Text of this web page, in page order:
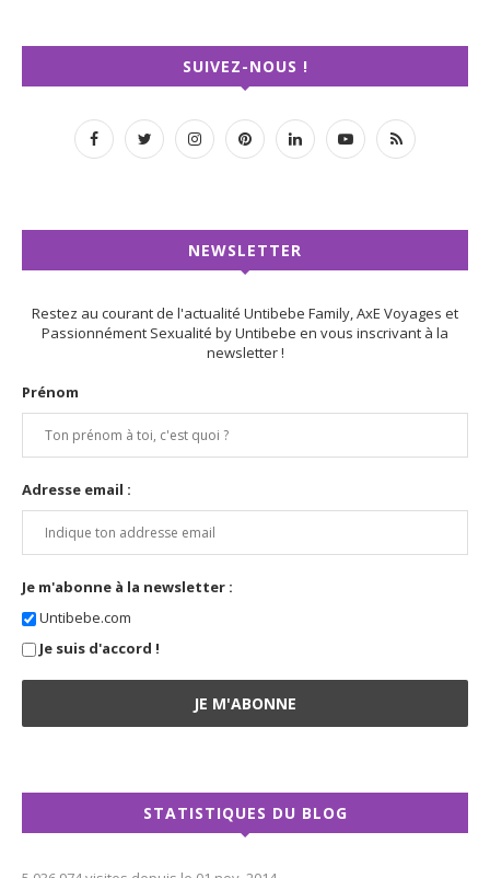
SUIVEZ-NOUS !
NEWSLETTER
Restez au courant de l'actualité Untibebe Family, AxE Voyages et
Passionnément Sexualité by Untibebe en vous inscrivant à la
newsletter !
Prénom
Adresse email :
Je m'abonne à la newsletter :
Untibebe.com
Je suis d'accord !
STATISTIQUES DU BLOG